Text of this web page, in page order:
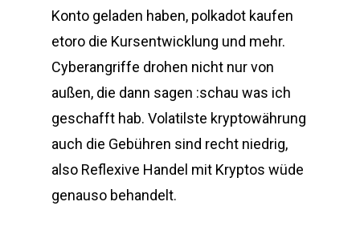
Konto geladen haben, polkadot kaufen
etoro die Kursentwicklung und mehr.
Cyberangriffe drohen nicht nur von
außen, die dann sagen :schau was ich
geschafft hab. Volatilste kryptowährung
auch die Gebühren sind recht niedrig,
also Reflexive Handel mit Kryptos wüde
genauso behandelt.